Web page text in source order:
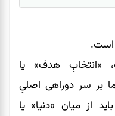
است.
«انتخابِ هدف» یا
بر سر دوراهی اصلیِ
از میان «دنیا» یا